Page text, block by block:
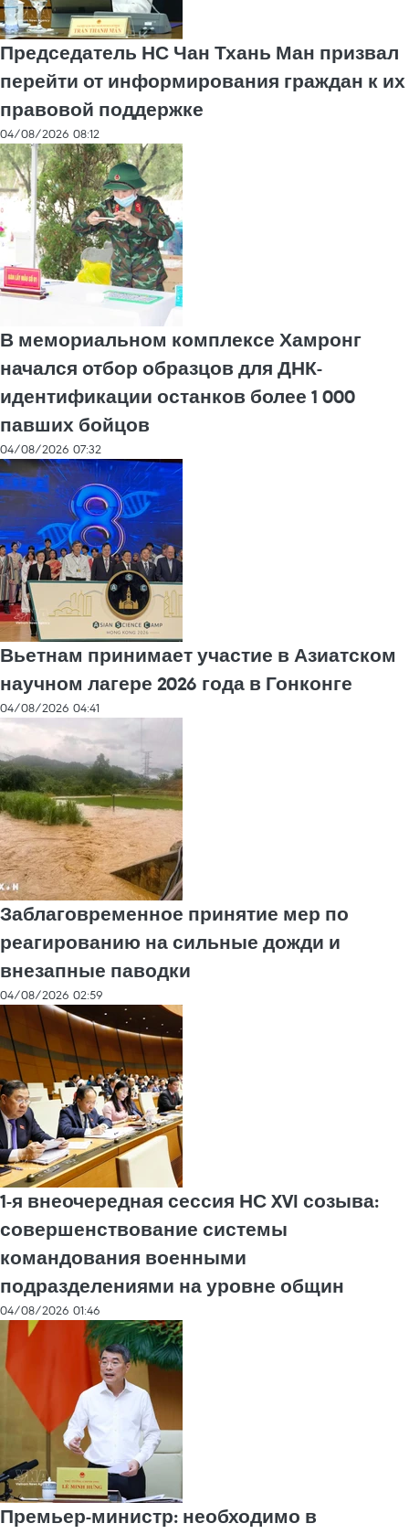
Председатель НС Чан Тхань Ман призвал
перейти от информирования граждан к их
правовой поддержке
04/08/2026 08:12
В мемориальном комплексе Хамронг
начался отбор образцов для ДНК-
идентификации останков более 1 000
павших бойцов
04/08/2026 07:32
Вьетнам принимает участие в Азиатском
научном лагере 2026 года в Гонконге
04/08/2026 04:41
Заблаговременное принятие мер по
реагированию на сильные дожди и
внезапные паводки
04/08/2026 02:59
1-я внеочередная сессия НС XVI созыва:
совершенствование системы
командования военными
подразделениями на уровне общин
04/08/2026 01:46
Премьер-министр: необходимо в